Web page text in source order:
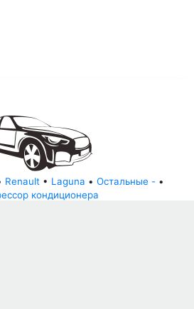
Renault• Laguna • Остальные - •
кондиционера